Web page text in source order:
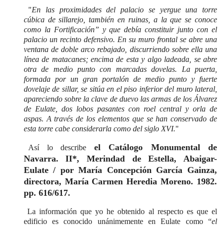
"En las proximidades del palacio se yergue una torre
cúbica de sillarejo, también en ruinas, a la que se conoce
como la Fortificación” y que debía constituir junto con el
palacio un recinto defensivo. En su muro frontal se abre una
ventana de doble arco rebajado, discurriendo sobre ella una
línea de matacanes; encima de esta y algo ladeada, se abre
otra de medio punto con marcadas dovelas. La puerta,
formada por un gran portalón de medio punto y fuerte
dovelaje de sillar, se sitúa en el piso inferior del muro lateral,
apareciendo sobre la clave de duevo las armas de los Álvarez
de Eulate, dos lobos pasantes con roel central y orla de
aspas. A través de los elementos que se han conservado de
esta torre cabe considerarla como del siglo XVI."
Así lo describe el Catálogo Monumental de
Navarra. II*, Merindad de Estella, Abaigar-
Eulate / por María Concepción García Gainza,
directora, María Carmen Heredia Moreno. 1982.
pp. 616/617.
La información que yo he obtenido al respecto es que el
edificio es conocido unánimemente en Eulate como “el